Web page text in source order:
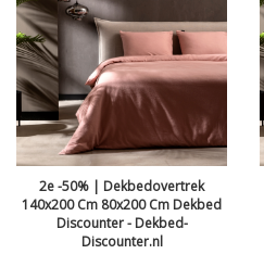
2e -50% | Dekbedovertrek
140x200 Cm 80x200 Cm Dekbed
Discounter - Dekbed-
Discounter.nl